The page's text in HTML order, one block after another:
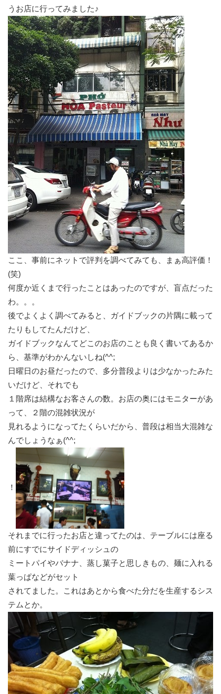
うお店に行ってみました♪
ここ、事前にネットで評判を調べてみても、まぁ高評価！
(笑)
何度か近くまで行ったことはあったのですが、盲点だった
わ。。。
後でよくよく調べてみると、ガイドブックの片隅に載って
たりもしてたんだけど、
ガイドブックなんてどこのお店のことも良く書いてあるか
ら、基準がわかんないしね(^^;
日曜日のお昼だったので、多分普段よりは少なかったみた
いだけど、それでも
１階席は結構なお客さんの数。お店の奥にはモニターがあ
って、２階の混雑状況が
見れるようになってたくらいだから、普段は相当大混雑な
んでしょうなぁ(^^;
！
それまでに行ったお店と違ってたのは、テーブルには座る
前にすでにサイドディッシュの
ミートパイやバナナ、蒸し菓子と思しきもの、麺に入れる
葉っぱなどがセット
されてました。これはあとから食べた分だを生産するシス
テムとか。